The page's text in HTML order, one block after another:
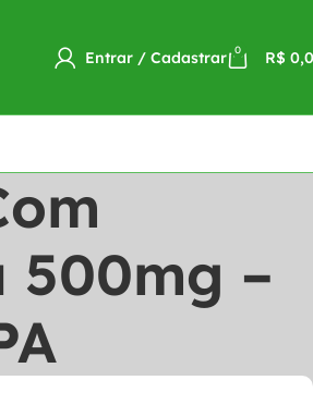
Entrar / Cadastrar 0 R$
500mg –